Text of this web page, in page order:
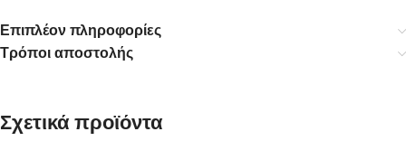
Επιπλέον πληροφορίες
Τρόποι αποστολής
Σχετικά προϊόντα